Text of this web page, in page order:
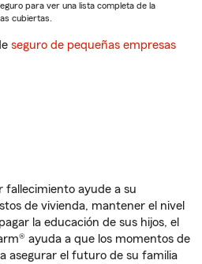
para ver una lista completa de la
cubiertas.
seguro de pequeñas empresas
fallecimiento ayude a su
de vivienda, mantener el nivel
la educación de sus hijos, el
ayuda a que los momentos de
asegurar el futuro de su familia